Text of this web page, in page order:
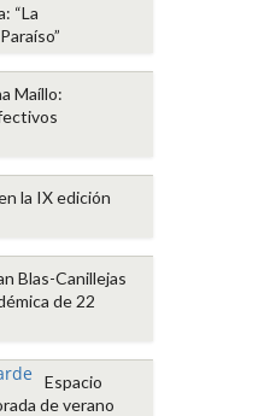
“La
Maíllo:
la IX edición
Blas-Canillejas
de 22
Espacio
de verano